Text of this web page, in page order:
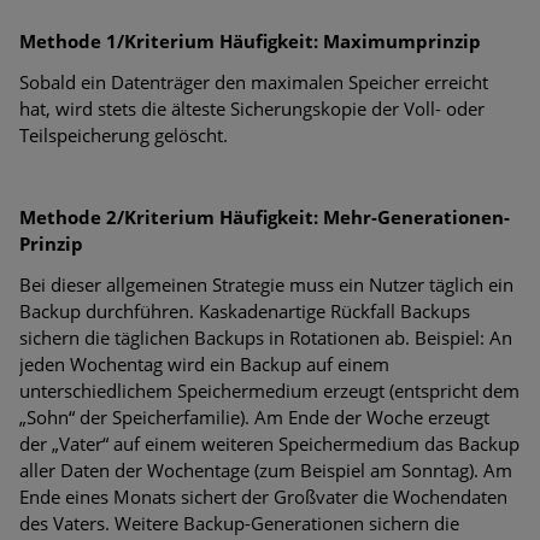
Methode 1/Kriterium Häufigkeit: Maximumprinzip
Sobald ein Datenträger den maximalen Speicher erreicht
hat, wird stets die älteste Sicherungskopie der Voll- oder
Teilspeicherung gelöscht.
Methode 2/Kriterium Häufigkeit: Mehr-Generationen-
Prinzip
Bei dieser allgemeinen Strategie muss ein Nutzer täglich ein
Backup durchführen. Kaskadenartige Rückfall Backups
sichern die täglichen Backups in Rotationen ab. Beispiel: An
jeden Wochentag wird ein Backup auf einem
unterschiedlichem Speichermedium erzeugt (entspricht dem
„Sohn“ der Speicherfamilie). Am Ende der Woche erzeugt
der „Vater“ auf einem weiteren Speichermedium das Backup
aller Daten der Wochentage (zum Beispiel am Sonntag). Am
Ende eines Monats sichert der Großvater die Wochendaten
des Vaters. Weitere Backup-Generationen sichern die